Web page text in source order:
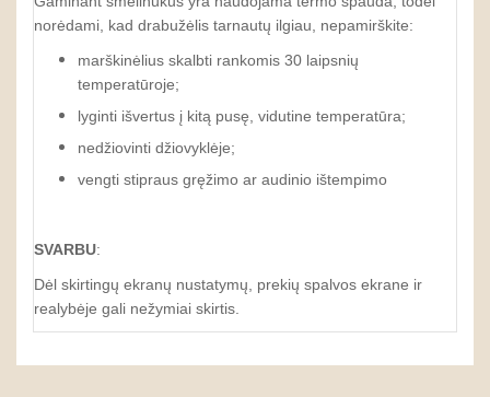
norėdami, kad drabužėlis tarnautų ilgiau, nepamirškite:
marškinėlius skalbti rankomis 30 laipsnių
temperatūroje;
lyginti išvertus į kitą pusę, vidutine temperatūra;
nedžiovinti džiovyklėje;
vengti stipraus gręžimo ar audinio ištempimo
SVARBU:
Dėl skirtingų ekranų nustatymų, prekių spalvos ekrane ir
realybėje gali nežymiai skirtis.